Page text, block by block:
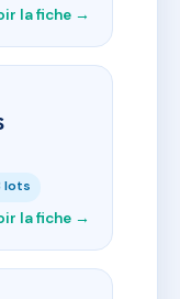
la fiche →
lots
la fiche →